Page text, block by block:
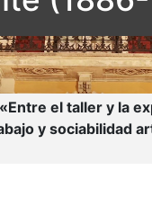
«Entre el taller y la
y sociabilidad